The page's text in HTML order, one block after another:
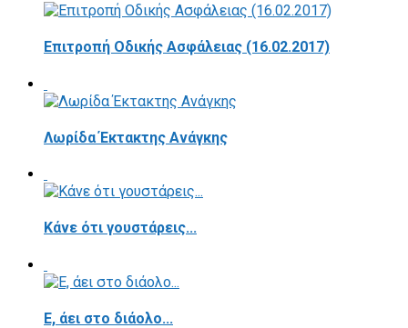
Επιτροπή Οδικής Ασφάλειας (16.02.2017)
Λωρίδα Έκτακτης Ανάγκης
Κάνε ότι γουστάρεις...
E, άει στο διάολο...